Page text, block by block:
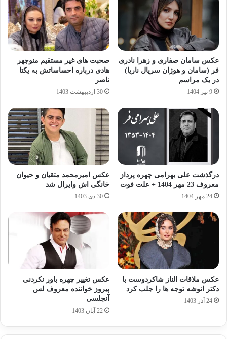
عکس سامان صفاری و زهرا نادری
فر (سامان و هوژان سریال ناریا)
در یک مراسم
9 تیر 1404
صحبت های غیر مستقیم منوچهر
هادی درباره احساساتش به یکتا
ناصر
30 اردیبهشت 1403
درگذشت علی بهرامی چهره پرداز
معروف 23 مهر 1404 + علت فوت
24 مهر 1404
عکس امیرمحمد متقیان و حیوان
خانگی اش وایرال شد
30 دی 1403
عکس ملاقات الناز شاکردوست با
دکتر انوشه توجه ها را جلب کرد
24 آذر 1403
عکس تغییر چهره باور نکردنی
پیروز خواننده معروف لس
آنجلسی
22 آبان 1403